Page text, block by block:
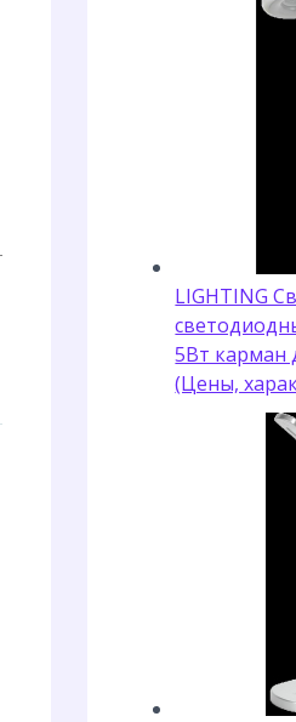
LIGHTING
5Вт карман
(Цены,